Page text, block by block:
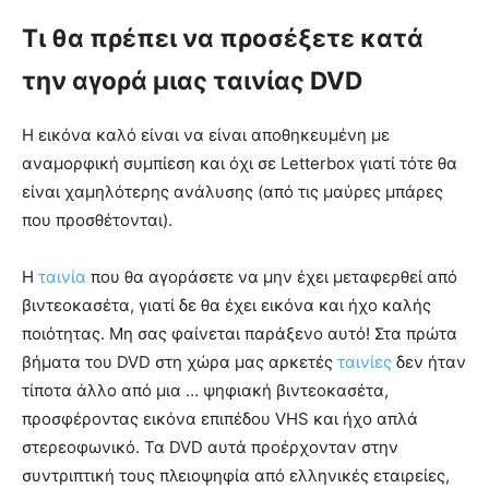
Τι θα πρέπει να προσέξετε κατά
την αγορά μιας ταινίας DVD
Η εικόνα καλό είναι να είναι αποθηκευμένη με
αναμορφική συμπίεση και όχι σε Letterbox γιατί τότε θα
είναι χαμηλότερης ανάλυσης (από τις μαύρες μπάρες
που προσθέτονται).
Η ταινία που θα αγοράσετε να μην έχει μεταφερθεί από
βιντεοκασέτα, γιατί δε θα έχει εικόνα και ήχο καλής
ποιότητας. Μη σας φαίνεται παράξενο αυτό! Στα πρώτα
βήματα του DVD στη χώρα μας αρκετές ταινίες δεν ήταν
τίποτα άλλο από μια … ψηφιακή βιντεοκασέτα,
προσφέροντας εικόνα επιπέδου VHS και ήχο απλά
στερεοφωνικό. Τα DVD αυτά προέρχονταν στην
συντριπτική τους πλειοψηφία από ελληνικές εταιρείες,